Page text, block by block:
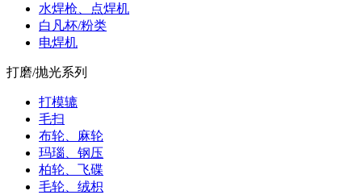
水焊枪、点焊机
白凡杯/粉类
电焊机
打磨/抛光系列
打模辘
毛扫
布轮、麻轮
玛瑙、钢压
柏轮、飞碟
毛轮、绒枳